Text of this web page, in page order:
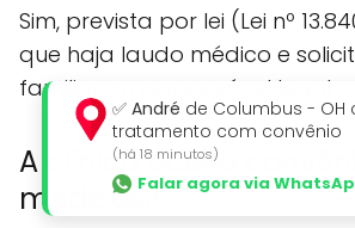
Sim, prevista por lei (Lei nº
que haja laudo médico e
familiar ou responsável legal.
A clínica aceita
médicos?
✅ André de Columbus - OH
tratamento com convênio
(há 18 minutos)
Falar agora via